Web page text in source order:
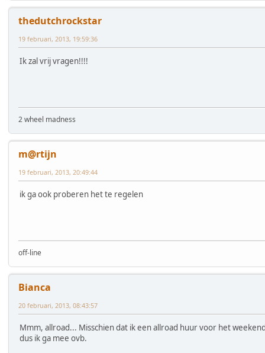
thedutchrockstar
19 februari, 2013, 19:59:36
Ik zal vrij vragen!!!!
2 wheel madness
m@rtijn
19 februari, 2013, 20:49:44
ik ga ook proberen het te regelen
off-line
Bianca
20 februari, 2013, 08:43:57
Mmm, allroad... Misschien dat ik een allroad huur voor het
dus ik ga mee ovb.